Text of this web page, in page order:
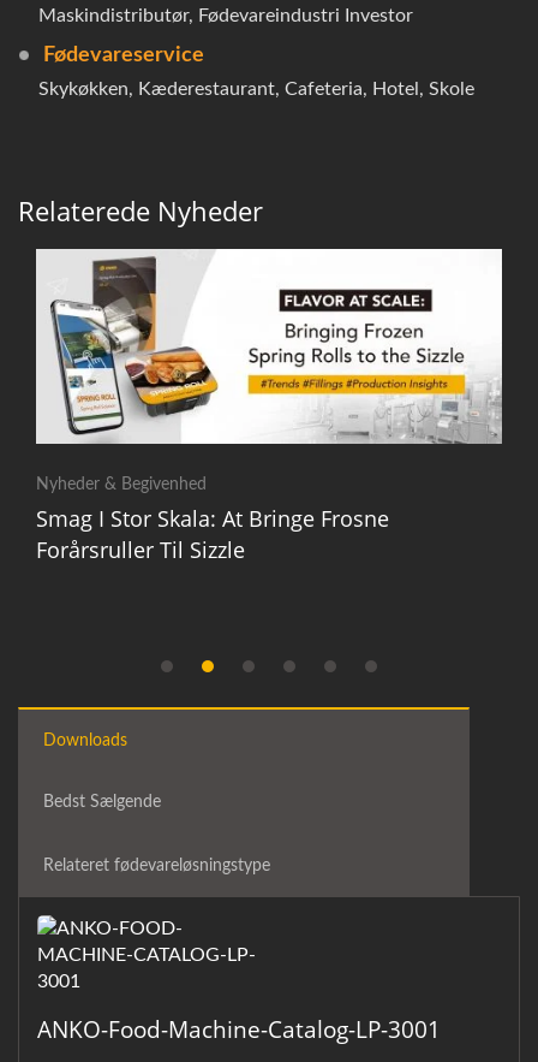
Maskindistributør, Fødevareindustri Investor
Fødevareservice
Skykøkken, Kæderestaurant, Cafeteria, Hotel, Skole
Relaterede Nyheder
Nyheder & Begivenhed
Smag I Stor Skala: At Bringe Frosne
Forårsruller Til Sizzle
Downloads
Bedst Sælgende
Relateret fødevareløsningstype
ANKO-Food-Machine-Catalog-LP-3001